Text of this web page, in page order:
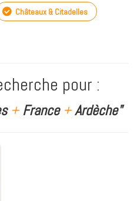
Châteaux & Citadelles
pour :
+France +Ardèche"